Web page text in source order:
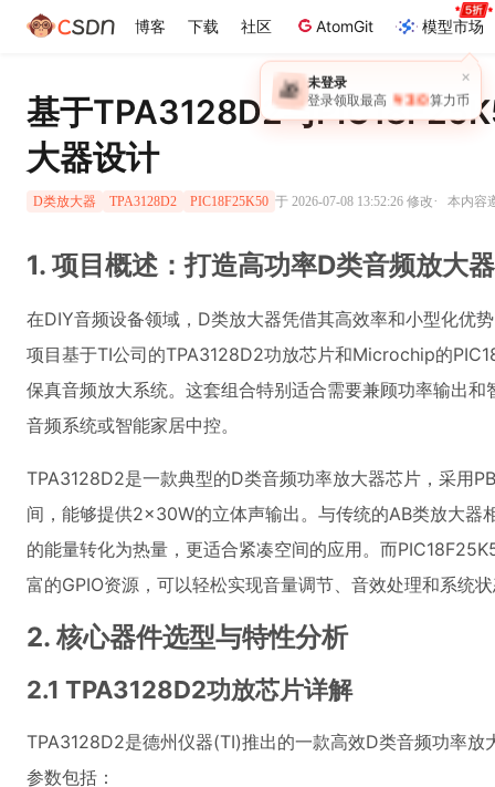
博客 下载 社区 AtomGit 模型市场
基于TPA3128D2与
大器设计
D类放大器 TPA3128D2 PIC18F25K50 于 2026-07-08 13:52:26 修改· 本内容
1. 项目概述：打造高功率D类音频放大
在DIY音频设备领域，D类放大器凭借其高效率和小型化优
项目基于TI公司的TPA3128D2功放芯片和Microchip的
保真音频放大系统。这套组合特别适合需要兼顾功率输出
音频系统或智能家居中控。
TPA3128D2是一款典型的D类音频功率放大器芯片，采用
间，能够提供2×30W的立体声输出。与传统的AB类放大器
的能量转化为热量，更适合紧凑空间的应用。而
富的GPIO资源，可以轻松实现音量调节、音效处理和系统
2. 核心器件选型与特性分析
2.1 TPA3128D2功放芯片详解
TPA3128D2是德州仪器(TI)推出的一款高效D类音频功率放
参数包括：